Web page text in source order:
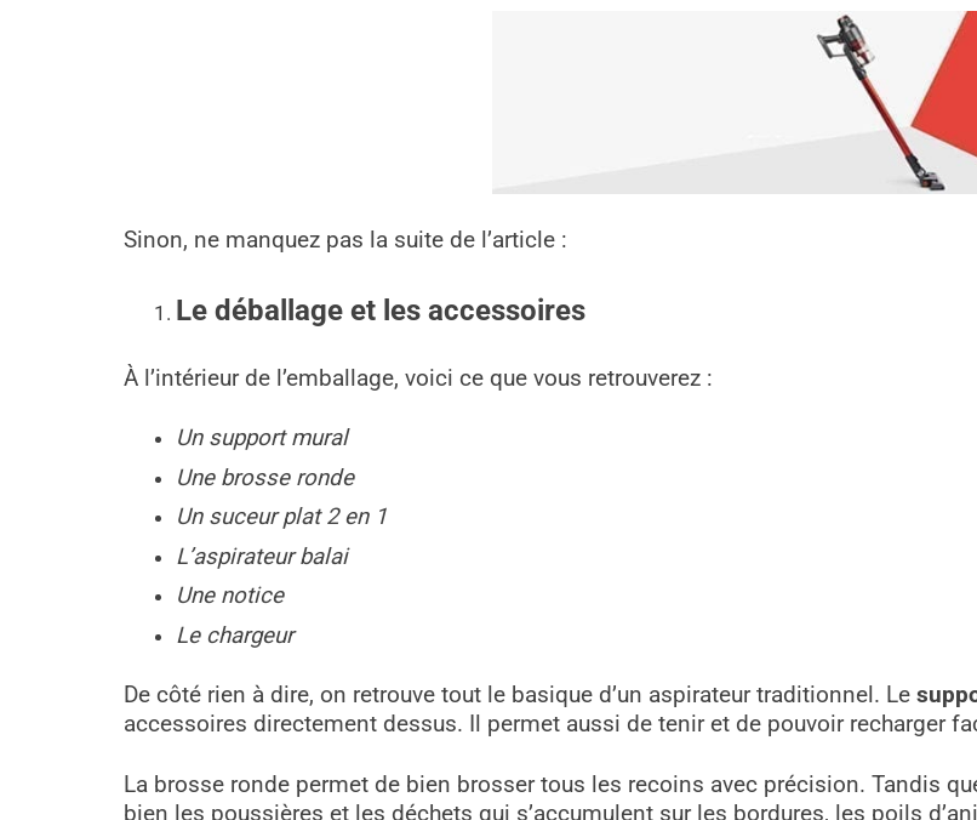
Sinon, ne manquez pas la suite de l’article :
Le déballage et les accessoires
À l’intérieur de l’emballage, voici ce que vous retrouverez :
Un support mural
Une brosse ronde
Un suceur plat 2 en 1
L’aspirateur balai
Une notice
Le chargeur
De côté rien à dire, on retrouve tout le basique d’un aspirateur traditionnel. Le
accessoires directement dessus. Il permet aussi de tenir et de pouvoir recharger
La brosse ronde permet de bien brossertous les recoins avec précision. Tandis
bien les poussières et les déchets qui s’accumulent sur les bordures, les poils